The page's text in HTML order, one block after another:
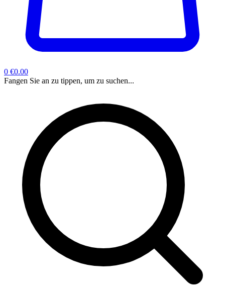
0 €0.00
Fangen Sie an zu tippen, um zu suchen...